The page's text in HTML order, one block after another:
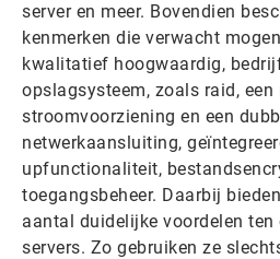
server en meer. Bovendien
kenmerken die verwacht
kwalitatief hoogwaardig,
opslagsysteem, zoals raid, een
stroomvoorziening en een
netwerkaansluiting,
upfunctionaliteit,
toegangsbeheer. Daarbij
aantal duidelijke voordelen ten
servers. Zo gebruiken ze